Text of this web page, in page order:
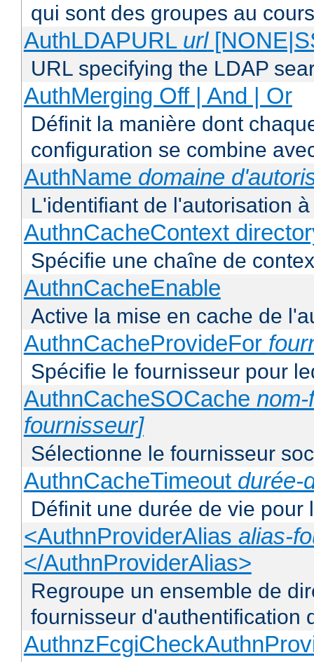
qui sont des groupes au
AuthLDAPURL url
URL specifying the LDAP
AuthMerging Off | And | Or
Définit la manière dont
configuration se combine
AuthName domaine
L'identifiant de l'autorisation
AuthnCacheContext
Spécifie une chaîne de
AuthnCacheEnable
Active la mise en cache de
AuthnCacheProvideFor
Spécifie le fournisseur pour
AuthnCacheSOCache
fournisseur]
Sélectionne le fournisseur
AuthnCacheTimeout durée-
Définit une durée de vie pour
<AuthnProviderAlias alias-
</AuthnProviderAlias>
Regroupe un ensemble de
fournisseur d'authentification